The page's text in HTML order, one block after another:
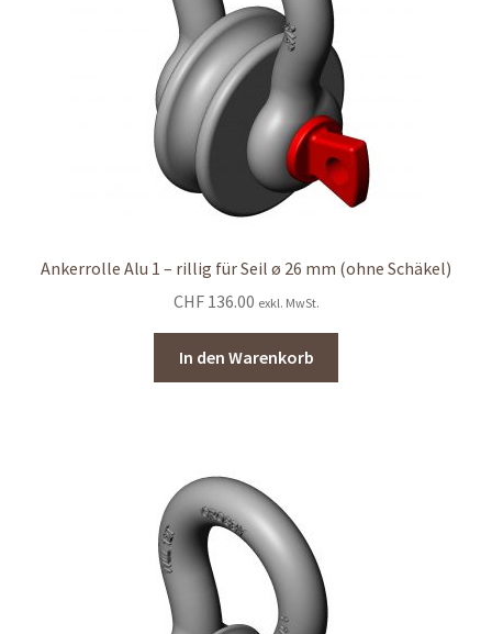
Ankerrolle Alu 1 – rillig für Seil ø 26 mm (ohne Schäkel)
CHF136.00 exkl. MwSt.
In den Warenkorb